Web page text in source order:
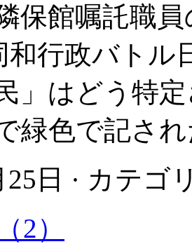
保館嘱託職
和行政バト
」はどう特
緑色で記さ
25日 · カテゴ
2）